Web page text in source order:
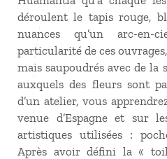
déroulent le tapis rouge,
nuances qu’un arc-
particularité de ces ouvrages,
mais saupoudrés avec de la
auxquels des fleurs sont
d’un atelier, vous
venue d’Espagne et sur
artistiques utilisées :
Après avoir défini la «